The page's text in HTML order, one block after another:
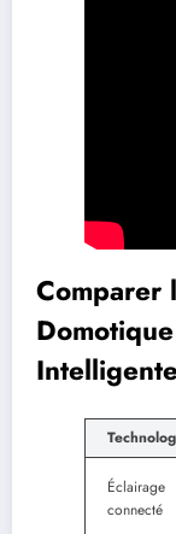
Comparer
Éclairage
connecté